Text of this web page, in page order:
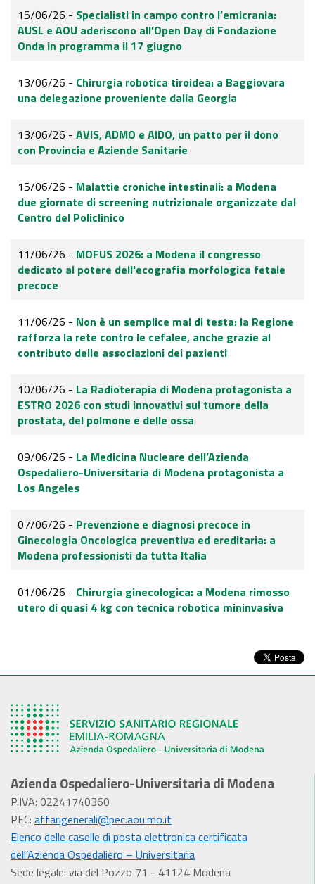
15/06/26 - Specialisti in campo contro l’emicrania:
AUSL e AOU aderiscono all’Open Day di Fondazione
Onda in programma il 17 giugno
13/06/26 - Chirurgia robotica tiroidea: a Baggiovara
una delegazione proveniente dalla Georgia
13/06/26 - AVIS, ADMO e AIDO, un patto per il dono
con Provincia e Aziende Sanitarie
15/06/26 - Malattie croniche intestinali: a Modena
due giornate di screening nutrizionale organizzate dal
Centro del Policlinico
11/06/26 - MOFUS 2026: a Modena il congresso
dedicato al potere dell'ecografia morfologica fetale
precoce
11/06/26 - Non è un semplice mal di testa: la Regione
rafforza la rete contro le cefalee, anche grazie al
contributo delle associazioni dei pazienti
10/06/26 - La Radioterapia di Modena protagonista a
ESTRO 2026 con studi innovativi sul tumore della
prostata, del polmone e delle ossa
09/06/26 - La Medicina Nucleare dell’Azienda
Ospedaliero-Universitaria di Modena protagonista a
Los Angeles
07/06/26 - Prevenzione e diagnosi precoce in
Ginecologia Oncologica preventiva ed ereditaria: a
Modena professionisti da tutta Italia
01/06/26 - Chirurgia ginecologica: a Modena rimosso
utero di quasi 4 kg con tecnica robotica mininvasiva
Azienda Ospedaliero-Universitaria di Modena
P.IVA: 02241740360
PEC: affarigenerali@pec.aou.mo.it
Elenco delle caselle di posta elettronica certificata
dell’Azienda Ospedaliero – Universitaria
Sede legale: via del Pozzo 71 - 41124 Modena